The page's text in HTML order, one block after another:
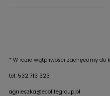
* W razie wątpliwości zachęcamy do
tel: 532 713 323
agnieszka@ecolifegroup.pl